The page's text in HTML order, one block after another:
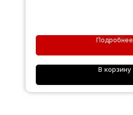
Подробнее
В корзину